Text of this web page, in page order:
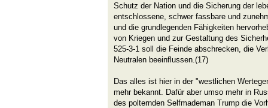
Schutz der Nation und die Sicherung der
entschlossene, schwer fassbare und
und die grundlegenden Fähigkeiten
von Kriegen und zur Gestaltung des
525-3-1 soll die Feinde abschrecken, die
Neutralen beeinflussen.(17)
Das alles ist hier in der "westlichen
mehr bekannt. Dafür aber umso mehr in
des polternden Selfmademan Trump die